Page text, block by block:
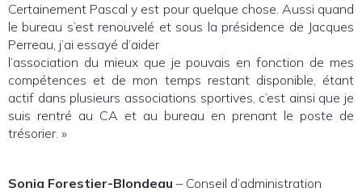
Certainement Pascal y est pour quelque chose. Aussi quand
le bureau s’est renouvelé et sous la présidence de Jacques
Perreau, j’ai essayé d’aider
l’association du mieux que je pouvais en fonction de mes
compétences et de mon temps restant disponible, étant
actif dans plusieurs associations sportives, c’est ainsi que je
suis rentré au CA et au bureau en prenant le poste de
trésorier. »
Sonia Forestier-Blondeau – Conseil d’administration